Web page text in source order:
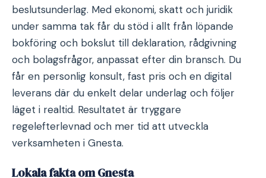
beslutsunderlag. Med ekonomi, skatt och juridik
under samma tak får du stöd i allt från löpande
bokföring och bokslut till deklaration, rådgivning
och bolagsfrågor, anpassat efter din bransch. Du
får en personlig konsult, fast pris och en digital
leverans där du enkelt delar underlag och följer
läget i realtid. Resultatet är tryggare
regelefterlevnad och mer tid att utveckla
verksamheten i Gnesta.
Lokala fakta om Gnesta